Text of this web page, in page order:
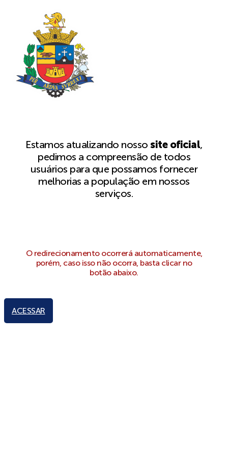
Estamos atualizando nossosite oficial,
pedimos a compreensão de todos
usuários para que possamos fornecer
melhorias a população em nossos
serviços.
O redirecionamento ocorrerá automaticamente,
porém, caso isso não ocorra, basta clicar no
botão abaixo.
ACESSAR